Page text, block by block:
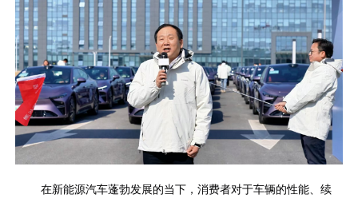
在新能源汽车蓬勃发展的当下，消费者对于车辆的性能、续